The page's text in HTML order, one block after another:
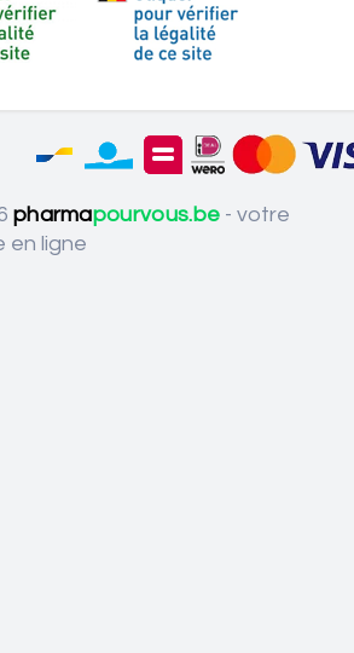
pharmapourvous.be - votre
en ligne